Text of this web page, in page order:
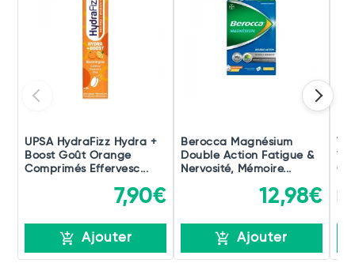
UPSA HydraFizz Hydra +
Boost Goût Orange
Comprimés Effervesc...
7,90€
Ajouter
Berocca Magnésium
Double Action Fatigue &
Nervosité, Mémoire...
12,98€
Ajouter